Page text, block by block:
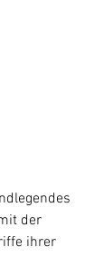
der
ihrer